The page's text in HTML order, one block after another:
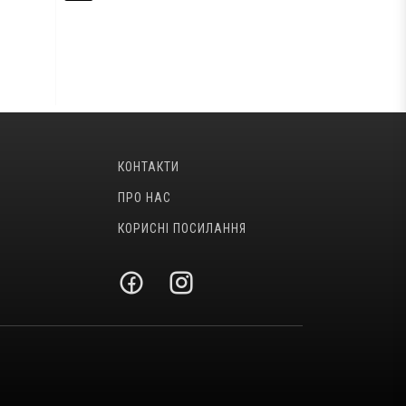
КОНТАКТИ
ПРО НАС
КОРИСНІ ПОСИЛАННЯ